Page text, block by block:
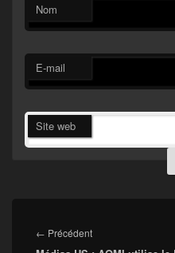
Nom
E-mail
Site web
de
← PrécédentArticle